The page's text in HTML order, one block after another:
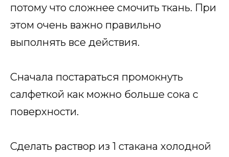
потому что сложнее смочить ткань. При
этом очень важно правильно
выполнять все действия.
Сначала постараться промокнуть
салфеткой как можно больше сока с
поверхности.
Сделать раствор из 1 стакана холодной